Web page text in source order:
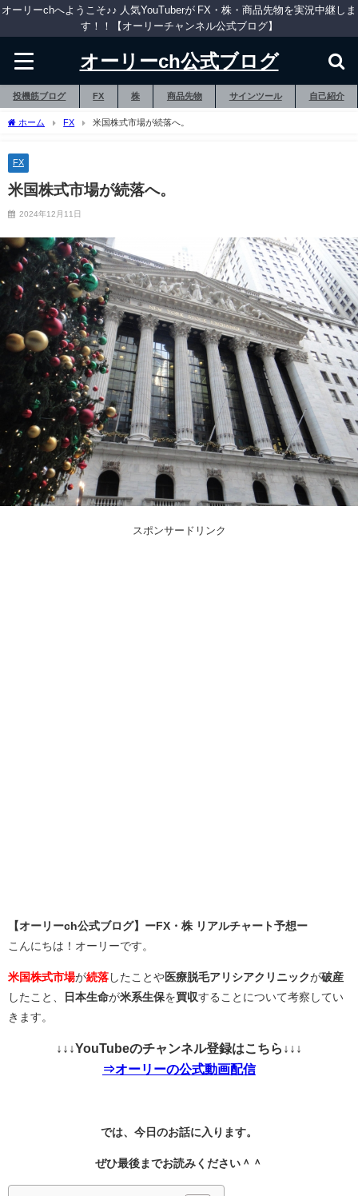
オーリーchへようこそ♪♪ 人気YouTuberが FX・株・商品先物を実況中継しま
す！！【オーリーチャンネル公式ブログ】
オーリーch公式ブログ
投機筋ブログ FX 株 商品先物 サインツール 自己紹介
ホーム FX 米国株式市場が続落へ。
FX
米国株式市場が続落へ。
2024年12月11日
スポンサードリンク
【オーリーch公式ブログ】ーFX・株 リアルチャート予想ー
こんにちは！オーリーです。
米国株式市場が続落 したことや 医療脱毛アリシアクリニックが破産
したこと、
日本生命が米系生保を買収することについて考察してい
きます。
↓↓↓YouTubeのチャンネル登録はこちら↓↓↓
⇒オーリーの公式動画配信
では、今日のお話に入ります。
ぜひ最後までお読みください＾＾